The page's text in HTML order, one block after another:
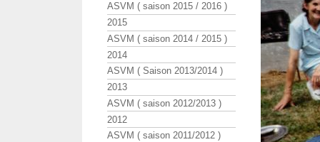
ASVM ( saison 2015 / 2016 )
2015
ASVM ( saison 2014 / 2015 )
2014
ASVM ( Saison 2013/2014 )
2013
ASVM ( saison 2012/2013 )
2012
ASVM ( saison 2011/2012 )